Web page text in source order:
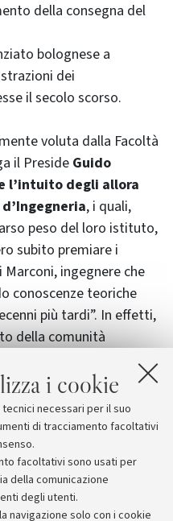
i cookie
necessari per il suo
di tracciamento facoltativi
facoltativi sono usati per
della comunicazione
degli utenti.
navigazione solo con i cookie
della consegna del
bolognese a
dei
il secolo scorso.
voluta dalla Facoltà
il Preside Guido
l’intuito degli allora
, i quali,
peso del loro istituto,
subito premiare i
ingegnere che
conoscenze teoriche
più tardi”. In effetti,
della comunità
il 1909 per vincere il
per conseguire dalla
di Bologna la laurea ad